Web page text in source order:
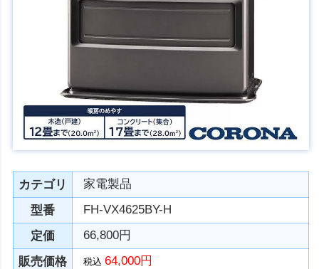
カテゴリ
家電製品
型番
FH-VX4625BY-H
定価
66,800円
販売価格
税込64,000円